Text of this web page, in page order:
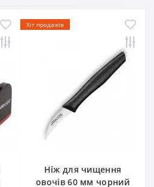
Хіт продажів
Ніж для чищення
овочів 60 мм чорний